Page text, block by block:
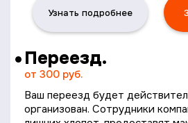
Узнать подробнее
Переезд.
от 300 руб.
Ваш переезд будет
организован. Сотрудники